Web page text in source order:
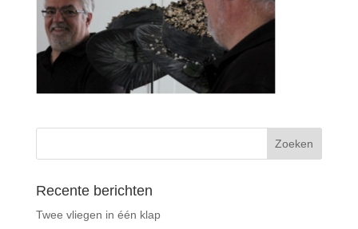
Recente berichten
Twee vliegen in één klap